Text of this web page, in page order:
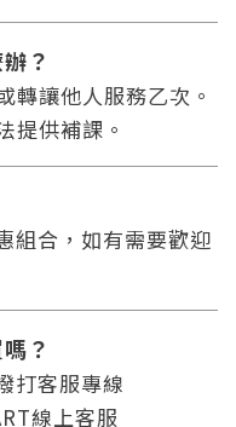
？
轉讓他人服務乙次。
提供補課。
組合，如有需要歡迎
？
打客服專線
線上客服